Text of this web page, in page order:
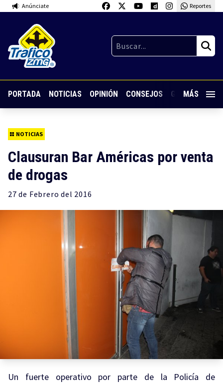
Anúnciate Reportes
PORTADA NOTICIAS OPINIÓN CONSEJOS GUARDIA
MÁS
NOTICIAS
Clausuran Bar Américas por venta
de drogas
27 de Febrero del 2016
Un fuerte operativo por parte de la Policía de